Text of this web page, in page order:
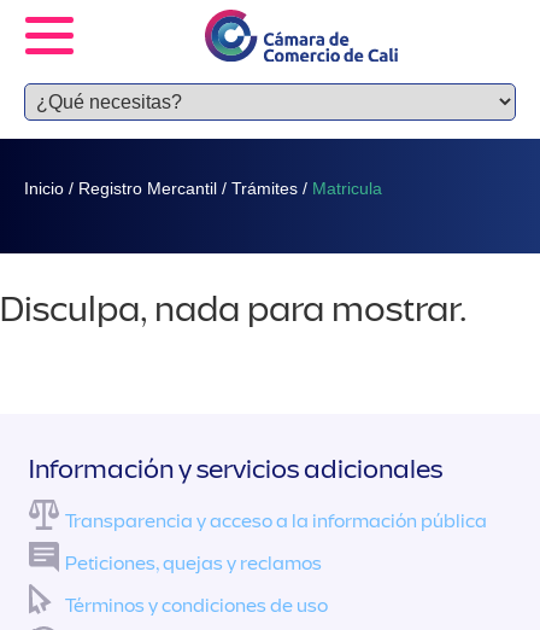
Inicio / Registro Mercantil / Trámites / Matricula
Disculpa, nada para mostrar.
Información y servicios adicionales
Transparencia y acceso a la información pública
Peticiones, quejas y reclamos
Términos y condiciones de uso